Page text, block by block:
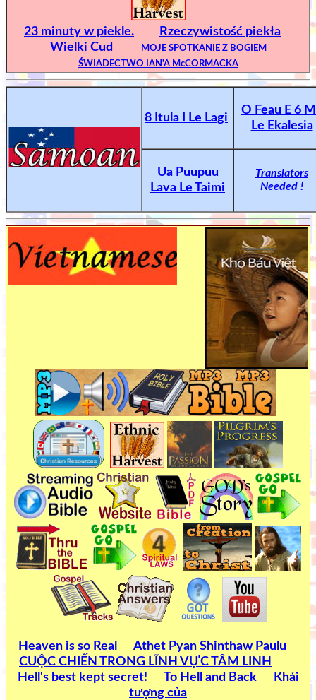
23 minuty w piekle.
Rzeczywistość piekła
Wielki Cud
MOJE SPOTKANIE Z BOGIEM
ŚWIADECTWO IAN'A McCORMACKA
8 Itula I Le Lagi
O Feau E 6
Le Ekalesia
Ua Puupuu
Lava Le Taimi
Translators
Needed !
Heaven is so Real
Athet Pyan Shinthaw Paulu
CUỘC CHIẾN TRONG LĨNH VỰC TÂM LINH
Hell's best kept secret!
To Hell and Back
Khải
tượng của